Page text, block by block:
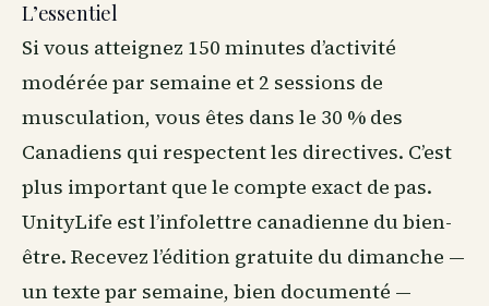
L’essentiel
Si vous atteignez 150 minutes d’activité
modérée par semaine et 2 sessions de
musculation, vous êtes dans le 30 % des
Canadiens qui respectent les directives. C’est
plus important que le compte exact de pas.
UnityLife est l’infolettre canadienne dubien-
être. Recevez l’édition gratuite du dimanche —
un texte par semaine, bien documenté —